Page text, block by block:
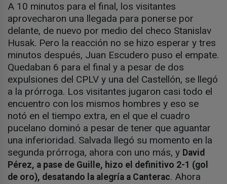
A 10 minutos para el final, los visitantes
aprovecharon una llegada para ponerse por
delante, de nuevo por medio del checo Stanislav
Husak. Pero la reacción no se hizo esperar y tres
minutos después, Juan Escudero puso el empate.
Quedaban 6 para el final y a pesar de dos
expulsiones del CPLV y una del Castellón, se llegó
a la prórroga. Los visitantes jugaron casi todo el
encuentro con los mismos hombres y eso se
notó en el tiempo extra, en el que el cuadro
pucelano dominó a pesar de tener que aguantar
una inferioridad. Salvada llegó su momento en la
segunda prórroga, ahora con uno más, y David
Pérez, a pase de Guille, hizo el definitivo 2-1 (gol
de oro), desatando la alegría a Canterac. Ahora